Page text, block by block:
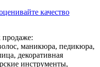
продаже:
маникюра, педикюра,
декоративная
инструменты,